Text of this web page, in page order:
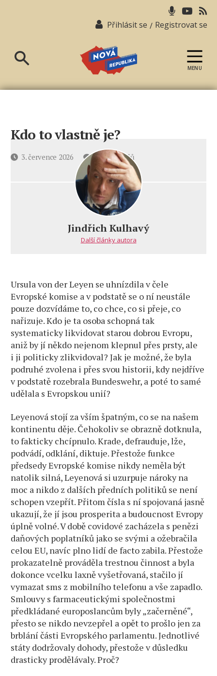
Přihlásit se / Registrovat se
republika
MENU
Kdo to vlastně je?
Datum3. července 2026 8 komentářůu
textu
s
názvem
Kdo
je?
Jindřich Kulhavý
Další články autora
Ursula von der Leyen se uhnízdila v čele
Evropské komise a v podstatě se o ní neustále
pouze dozvídáme to, co chce, co si přeje, co
nařizuje. Kdo je ta osoba schopná tak
systematicky likvidovat starou dobrou Evropu,
aniž by jí někdo nejenom klepnul přes prsty, ale
i ji politicky zlikvidoval? Jak je možné, že byla
podruhé zvolena i přes svou historii, kdy nejdříve
v podstatě rozebrala Bundeswehr, a poté to samé
udělala s Evropskou unií?
Leyenová stojí za vším špatným, co se na našem
kontinentu děje. Čehokoliv se obrazně dotknula,
to fakticky chcípnulo. Krade, defrauduje, lže,
podvádí, odklání, diktuje. Přestože funkce
předsedy Evropské komise nikdy neměla být
natolik silná, Leyenová si uzurpuje nároky na
moc a nikdo z dalších předních politiků se není
schopen vzepřít. Přitom čísla s ní spojovaná jasně
ukazují, že jí jsou prosperita a budoucnost Evropy
úplně volné. V době covidové zacházela s penězi
daňových poplatníků jako se svými a ožebračila
celou EU, navíc plno lidí de facto zabila. Přestože
prokazatelně prováděla trestnou činnost a byla
dokonce vcelku laxně vyšetřovaná, stačilo jí
vymazat sms z mobilního telefonu a vše zapadlo.
Smlouvy s farmaceutickými společnostmi
předkládané europoslancům byly „začerněné“,
přesto se nikdo nevzepřel a opět to prošlo jen za
brblání části Evropského parlamentu. Jednotlivé
státy dodržovaly dohody, přestože v důsledku
drasticky prodělávaly. Proč?